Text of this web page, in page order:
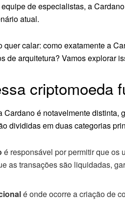
de especialistas, a
atual.
quer calar: como exatamente a
de arquitetura? Vamos explorar
criptomoeda
é notavelmente distinta,
divididas em duas categorias
é responsável por permitir que os
as transações são liquidadas,
é onde ocorre a criação de